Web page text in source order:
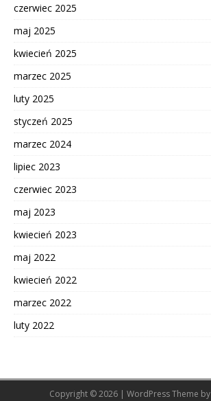
czerwiec 2025
maj 2025
kwiecień 2025
marzec 2025
luty 2025
styczeń 2025
marzec 2024
lipiec 2023
czerwiec 2023
maj 2023
kwiecień 2023
maj 2022
kwiecień 2022
marzec 2022
luty 2022
Copyright © 2026 | WordPress Theme by